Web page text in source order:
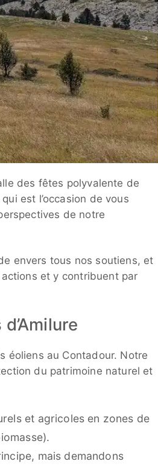
des fêtes polyvalente de
est l’occasion de vous
de notre
envers tous nos soutiens, et
et y contribuent par
éoliens au Contadour. Notre
du patrimoine naturel et
et agricoles en zones de
mais demandons